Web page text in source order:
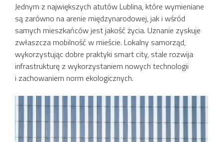
Jednym z największych atutów Lublina, które wymieniane
są zarówno na arenie międzynarodowej, jak i wśród
samych mieszkańców jest jakość życia. Uznanie zyskuje
zwłaszcza mobilność w mieście. Lokalny samorząd,
wykorzystując dobre praktyki smart city, stale rozwija
infrastrukturę z wykorzystaniem nowych technologii
i zachowaniem norm ekologicznych.